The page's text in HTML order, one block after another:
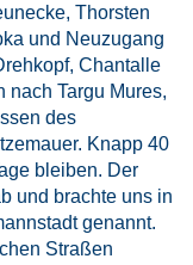
Thorsten
und Neuzugang
Chantalle
nach Targu Mures,
des
Knapp 40
bleiben. Der
und brachte uns in
genannt.
Straßen